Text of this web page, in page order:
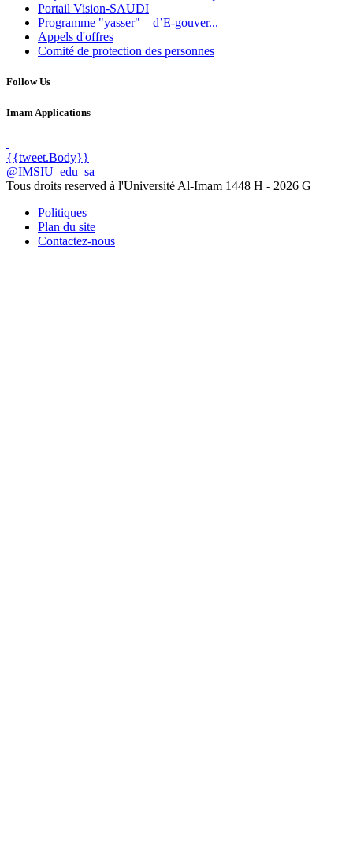
Portail Vision-SAUDI
Programme "yasser" – d’E-gouver...
Appels d'offres
Comité de protection des personnes
Follow Us
Imam Applications
{{tweet.Body}}
@IMSIU_edu_sa
Tous droits reserved à l'Université Al-Imam 1448 H - 2026 G
Politiques
Plan du site
Contactez-nous